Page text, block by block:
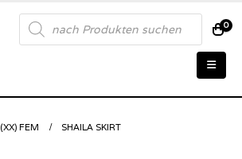
Products
search 0
(XX) FEM SHAILA SKIRT